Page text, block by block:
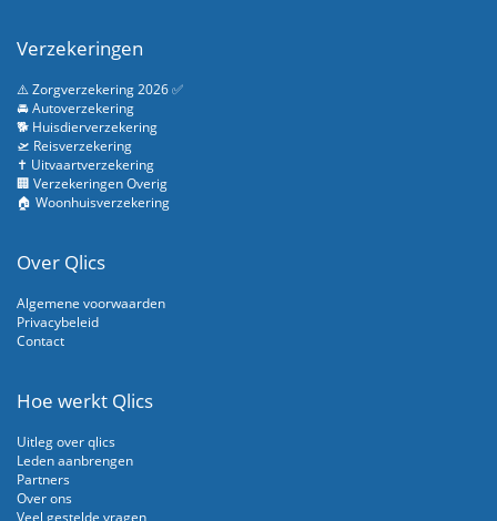
Verzekeringen
⚠️ Zorgverzekering 2026 ✅
🚘 Autoverzekering
🐕 Huisdierverzekering
🛫 Reisverzekering
✝️ Uitvaartverzekering
🏢 Verzekeringen Overig
🏠 Woonhuisverzekering
Over Qlics
Algemene voorwaarden
Privacybeleid
Contact
Hoe werkt Qlics
Uitleg over qlics
Leden aanbrengen
Partners
Over ons